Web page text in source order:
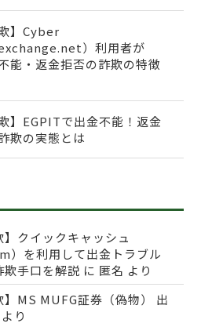
】Cyber
）利用者が
能・返金拒否の詐欺の特徴
】EGPITで出金不能！返金
欺の実態とは
】クイックキャッシュ
を利用して出金トラブル
欺手口を解説 に 匿名 より
】MS MUFG証券（偽物） 出
より